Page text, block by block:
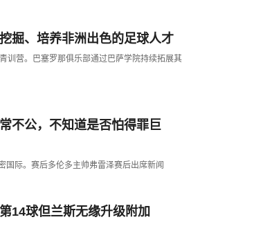
掘、培养非洲出色的足球人才
训营。巴塞罗那俱乐部通过巴萨学院持续拓展其
不公，不知道是否怕得罪巨
际。赛后多伦多主帅弗雷泽赛后出席新闻
14球但兰斯无缘升级附加